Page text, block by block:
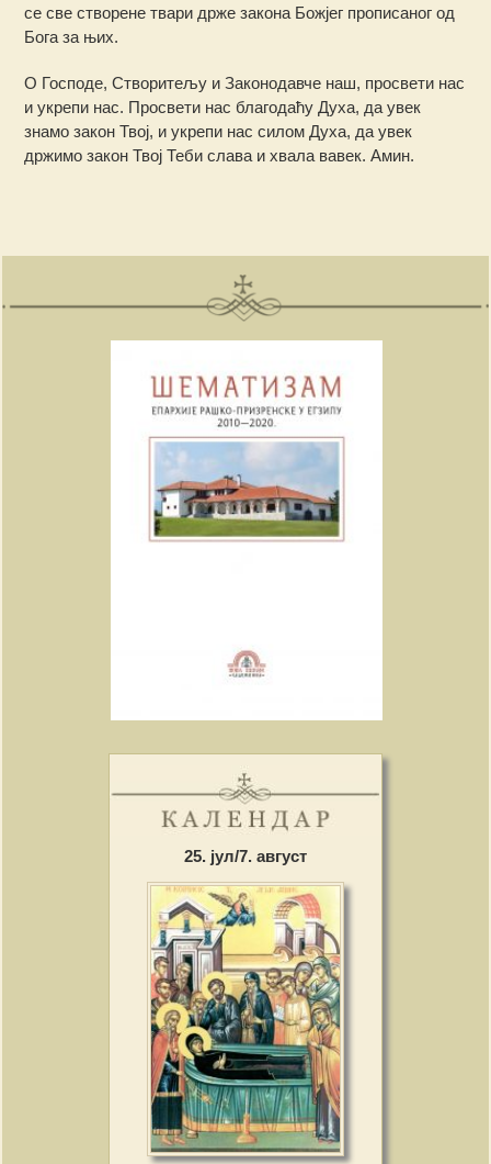
се све створене твари држе закона Божјег прописаног од
Бога за њих.
О Господе, Створитељу и Законодавче наш, просвети нас
и укрепи нас. Просвети нас благодаћу Духа, да увек
знамо закон Твој, и укрепи нас силом Духа, да увек
држимо закон Твој Теби слава и хвала вавек. Амин.
25. јул/7. август